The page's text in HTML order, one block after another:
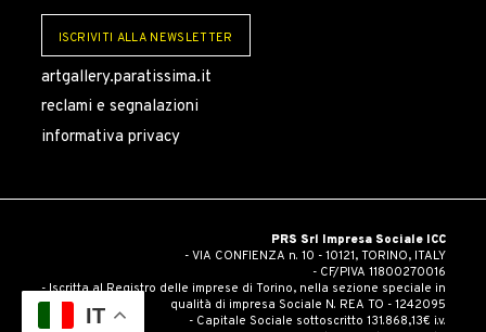
ISCRIVITI ALLA NEWSLETTER
artgallery.paratissima.it
reclami e segnalazioni
informativa privacy
PRS Srl Impresa Sociale ICC
- VIA CONFIENZA n. 10 - 10121, TORINO, ITALY
- CF/PIVA 11800270016
- Iscritta al Registro delle imprese di Torino, nella sezione speciale in
qualità di impresa Sociale N. REA TO - 1242095
- Capitale Sociale sottoscritto 131.868,13€ i.v.
IT